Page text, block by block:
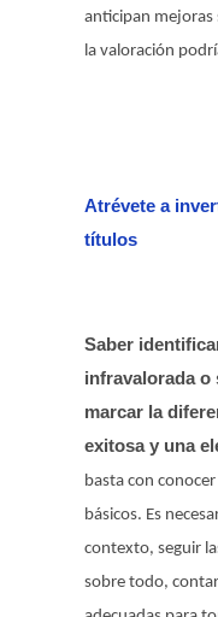
anticipan mejoras
la valoración
Atrévete a
títulos
Saber
infravalorada o
marcar la
exitosa y una
basta con
básicos. Es
contexto, seguir
sobre todo,